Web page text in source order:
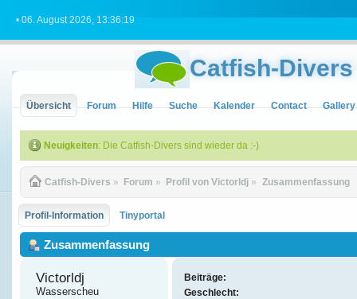
• 06. August 2026, 13:36:19
Catfish-Divers
Übersicht Forum Hilfe Suche Kalender Contact Gallery
Neuigkeiten: Die Catfish-Divers sind wieder da :-)
Catfish-Divers » Forum » Profil von Victorldj » Zusammenfassung
Profil-Information Tinyportal
Zusammenfassung
Victorldj
Wasserscheu
Beiträge:
Geschlecht: